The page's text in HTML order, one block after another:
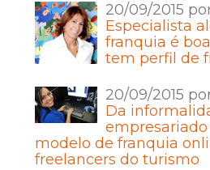
20/09/2015
Especialista
franquia é
tem perfil de
20/09/2015
Da
empresariado
modelo de franquia
freelancers do turismo